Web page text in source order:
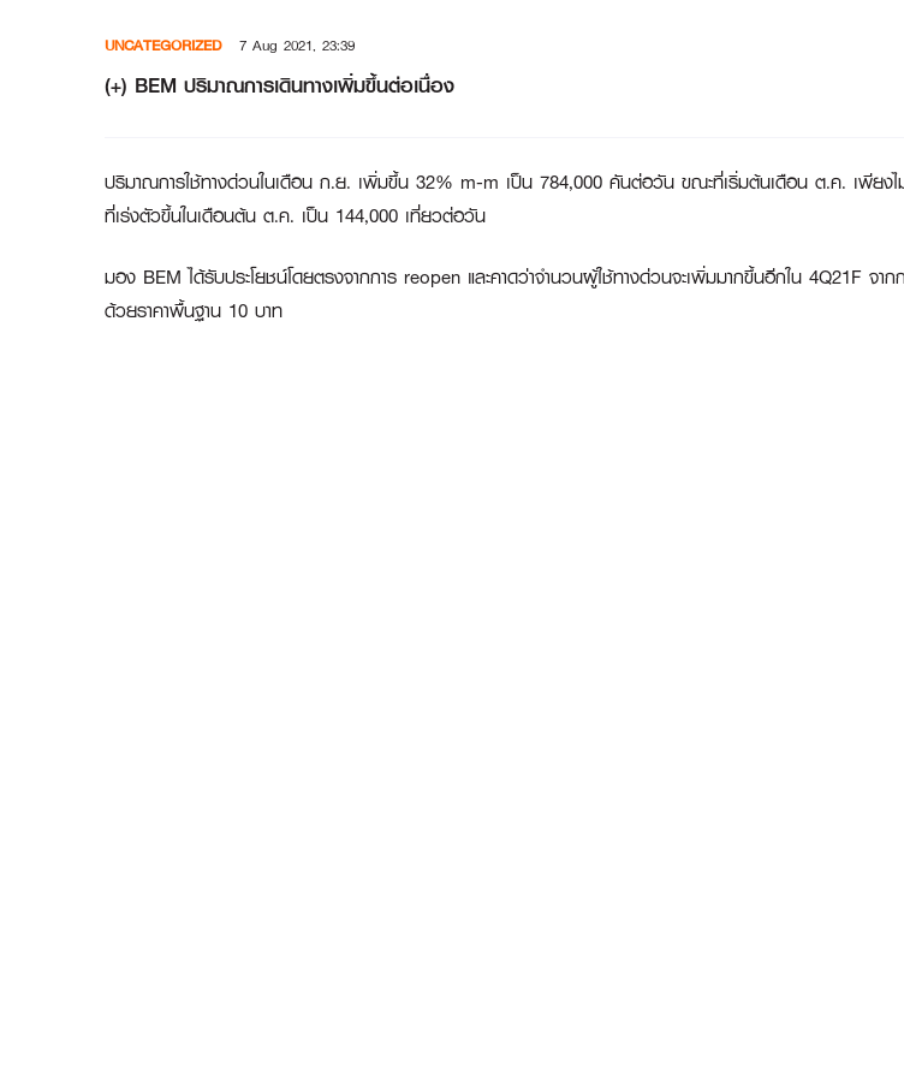
UNCATEGORIZED 7 Aug 2021, 23:39
(+) BEM ปริมาณการเดินทางเพิ่มขึ้นต่อเนื่อง
ปริมาณการใช้ทางด่วนในเดือน ก.ย. เพิ่มขึ้น 32% m-m เป็น 784,000 คันต่อวัน ขณะที่เริ่มต้นเดือน ต.ค. เพีย
ที่เร่งตัวขึ้นในเดือนต้น ต.ค. เป็น 144,000 เที่ยวต่อวัน
มอง BEM ได้รับประโยชน์โดยตรงจากการ reopen และคาดว่าจำนวนผู้ใช้ทางด่วนจะเพิ่มมากขึ้นอีกใน 4Q21F จา
ด้วยราคาพื้นฐาน 10 บาท